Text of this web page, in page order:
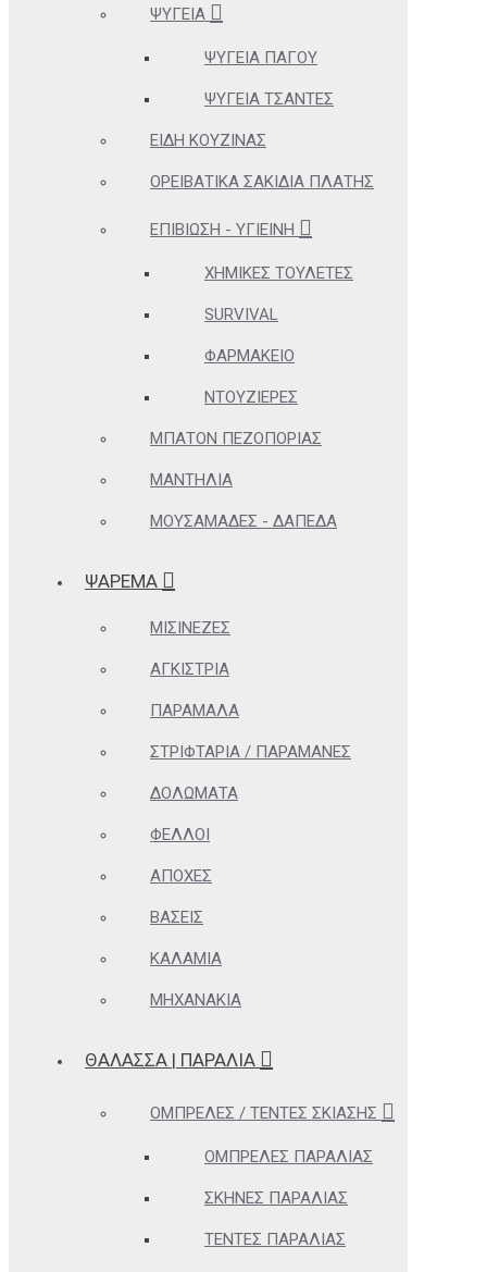
ΨΥΓΕΊΑ
ΨΥΓΕΊΑ ΠΆΓΟΥ
ΨΥΓΕΊΑ ΤΣΆΝΤΕΣ
ΕΊΔΗ ΚΟΥΖΊΝΑΣ
ΟΡΕΙΒΑΤΙΚΆ ΣΑΚΊΔΙΑ ΠΛΆΤΗΣ
ΕΠΙΒΊΩΣΗ - ΥΓΙΕΙΝΉ
ΧΗΜΙΚΈΣ ΤΟΥΛΈΤΕΣ
SURVIVAL
ΦΑΡΜΑΚΕΊΟ
ΝΤΟΥΖΙΈΡΕΣ
ΜΠΑΤΌΝ ΠΕΖΟΠΟΡΊΑΣ
ΜΑΝΤΉΛΙΑ
ΜΟΥΣΑΜΆΔΕΣ - ΔΆΠΕΔΑ
ΨΑΡΕΜΑ
ΜΙΣΙΝΈΖΕΣ
ΑΓΚΊΣΤΡΙΑ
ΠΑΡΆΜΑΛΑ
ΣΤΡΙΦΤΆΡΙΑ / ΠΑΡΑΜΆΝΕΣ
ΔΟΛΏΜΑΤΑ
ΦΕΛΛΟΊ
ΑΠΌΧΕΣ
ΒΆΣΕΙΣ
ΚΑΛΆΜΙΑ
ΜΗΧΑΝΆΚΙΑ
ΘΆΛΑΣΣΑ | ΠΑΡΑΛΊΑ
ΟΜΠΡΈΛΕΣ / ΤΈΝΤΕΣ ΣΚΊΑΣΗΣ
ΟΜΠΡΈΛΕΣ ΠΑΡΑΛΊΑΣ
ΣΚΗΝΈΣ ΠΑΡΑΛΊΑΣ
ΤΈΝΤΕΣ ΠΑΡΑΛΊΑΣ